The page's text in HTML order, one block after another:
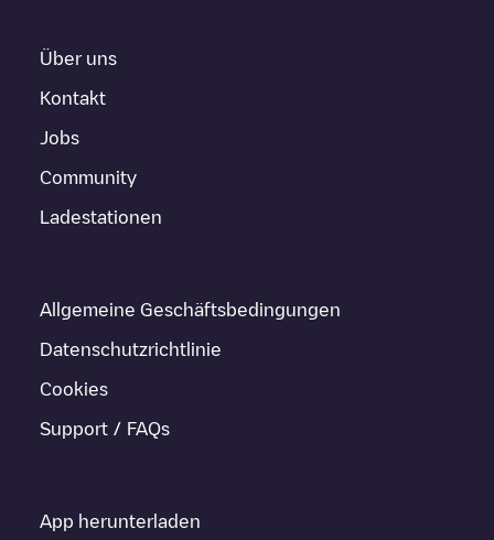
Über uns
Kontakt
Jobs
Community
Ladestationen
Allgemeine Geschäftsbedingungen
Datenschutzrichtlinie
Cookies
Support / FAQs
App herunterladen